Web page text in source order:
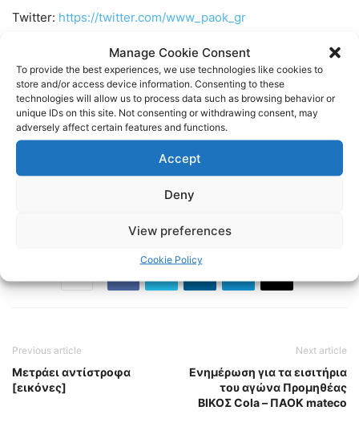
Manage Cookie Consent
To provide the best experiences, we use technologies like cookies to
store and/or access device information. Consenting to these
technologies will allow us to process data such as browsing behavior or
unique IDs on this site. Not consenting or withdrawing consent, may
adversely affect certain features and functions.
Accept
Deny
View preferences
Cookie Policy
Twitter: https://twitter.com/www_paok_gr
https://www.linkedin.com/in/internet-paok-fans-
601b24248
Instagram:https://www.instagram.com/internetpaokfans
#paok #paokfans #παοκ #thessaloniki
ΠΟΔΟΣΦΑΙΡΟ
Previous article
Μετράει αντίστροφα
[εικόνες]
Next article
Ενημέρωση για τα εισιτήρια
του αγώνα Προμηθέας
ΒΙΚΟΣ Cola – ΠΑΟΚ mateco